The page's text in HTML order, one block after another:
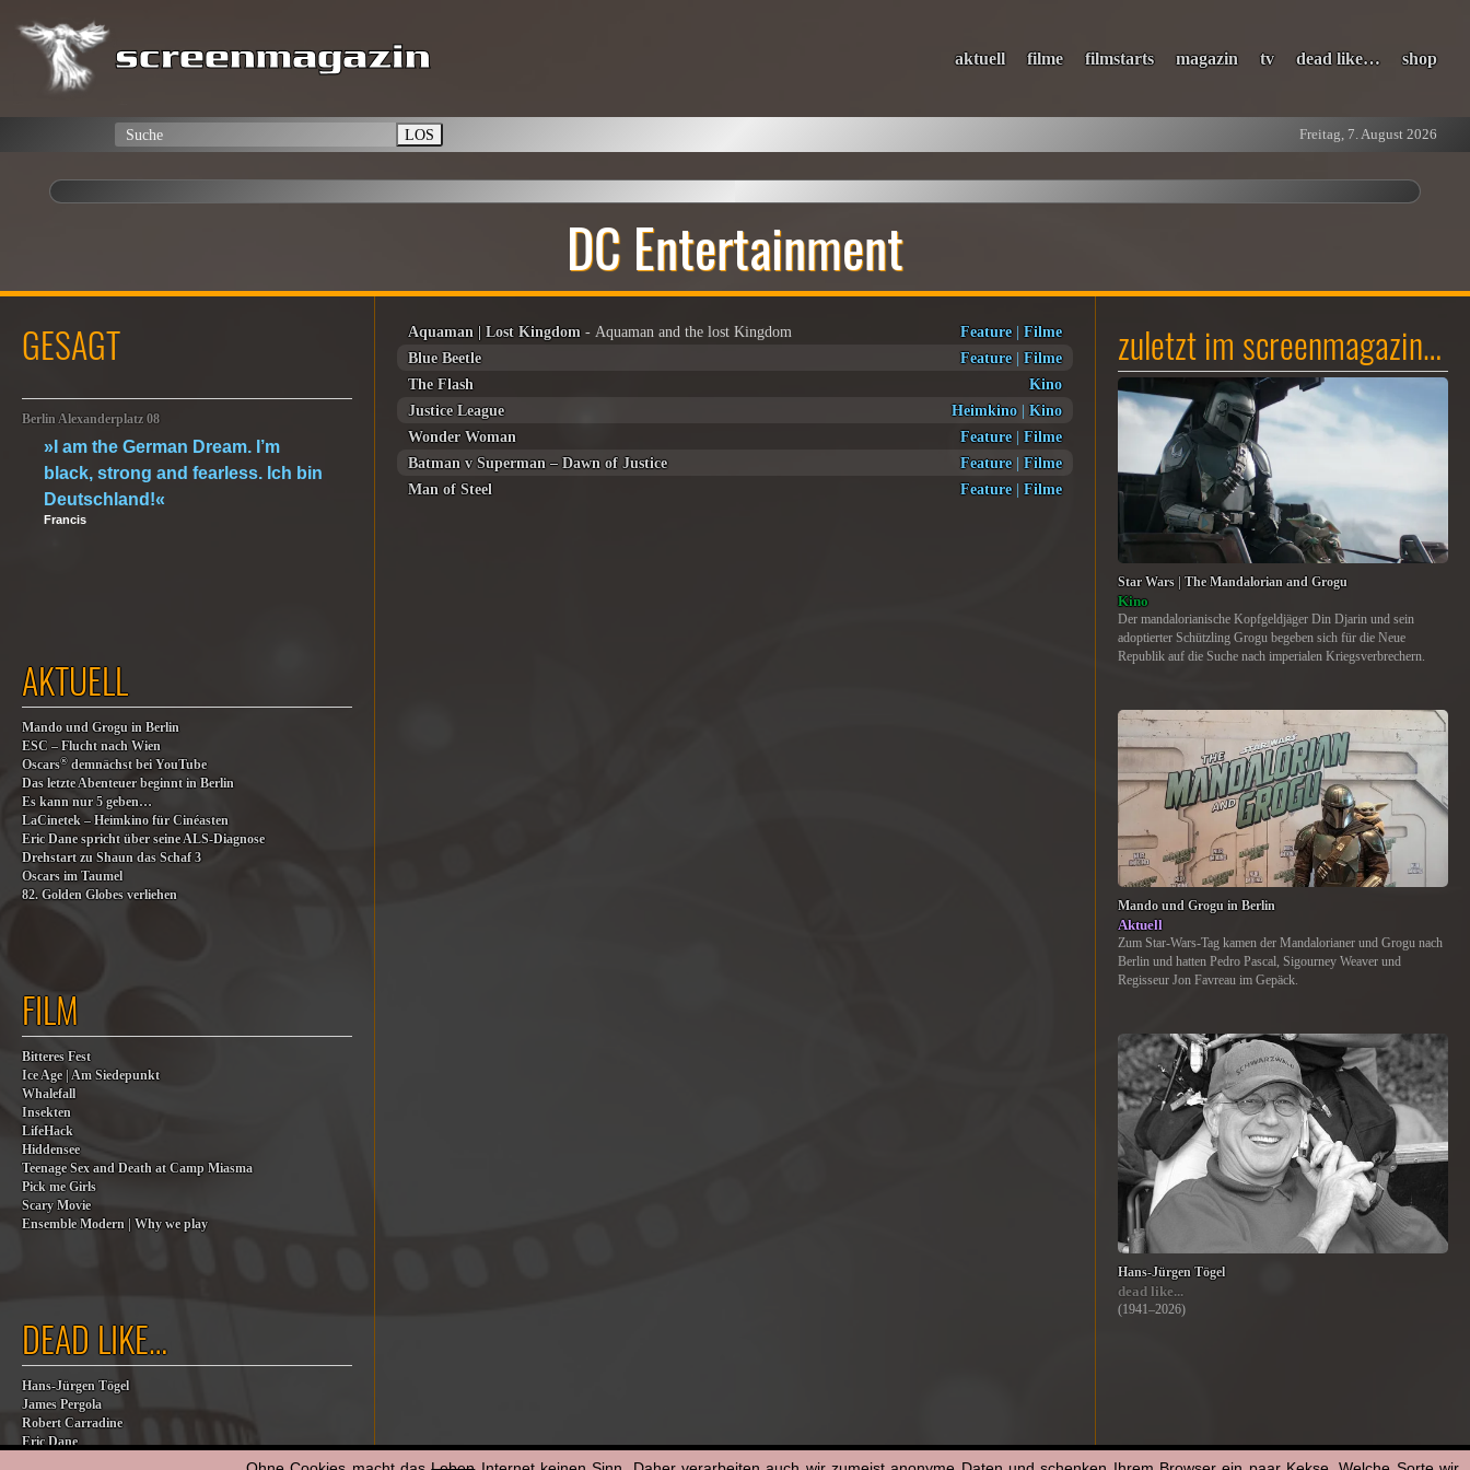
aktuell filme filmstarts magazin tv dead like… shop
LOS Freitag, 7. August 2026
DC Entertainment
Aquaman | Lost Kingdom - Aquaman and the lost Kingdom Feature| Filme
Blue Beetle
Feature| Filme
The Flash
Kino
Justice League
Heimkino| Kino
Wonder Woman
Feature| Filme
Batman v Superman – Dawn of Justice
Feature| Filme
Man of Steel
Feature| Filme
GESAGT
Berlin Alexanderplatz 08
»I am the German Dream. I’m
black, strong and fearless. Ich bin
Deutschland!«
Francis
AKTUELL
Mando und Grogu in Berlin
ESC – Flucht nach Wien
Oscars® demnächst bei YouTube
Das letzte Abenteuer beginnt in Berlin
Es kann nur 5 geben…
LaCinetek – Heimkino für Cinéasten
Eric Dane spricht über seine ALS-Diagnose
Drehstart zu Shaun das Schaf 3
Oscars im Taumel
82. Golden Globes verliehen
FILM
Bitteres Fest
Ice Age | Am Siedepunkt
Whalefall
Insekten
LifeHack
Hiddensee
Teenage Sex and Death at Camp Miasma
Pick me Girls
Scary Movie
Ensemble Modern | Why we play
DEAD LIKE…
Hans-Jürgen Tögel
James Pergola
Robert Carradine
Eric Dane
zuletzt im screenmagazin…
Star Wars | The Mandalorian and Grogu
Kino
Der mandalorianische Kopfgeldjäger Din Djarin und sein
adoptierter Schützling Grogu begeben sich für die Neue
Republik auf die Suche nach imperialen Kriegsverbrechern.
Mando und Grogu in Berlin
Aktuell
Zum Star-Wars-Tag kamen der Mandalorianer und Grogu nach
Berlin und hatten Pedro Pascal, Sigourney Weaver und
Regisseur Jon Favreau im Gepäck.
Hans-Jürgen Tögel
dead like...
(1941–2026)